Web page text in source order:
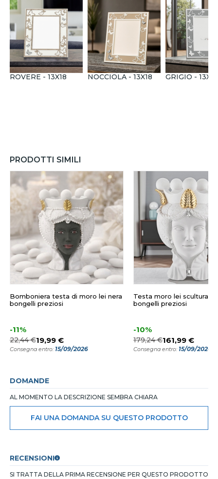
ROVERE - 13X18 NOCCIOLA - 13X18 GRIGIO - 13X18
PRODOTTI SIMILI
Bomboniera testa di moro lei nera
bongelli preziosi
-11%
22,44 €19,99 €
Consegna entro: 15/09/2026
Testa moro lei scultura
bongelli preziosi
-10%
179,24 €161,99 €
Consegna entro: 15/09/2026
DOMANDE
AL MOMENTO LA DESCRIZIONE SEMBRA CHIARA
FAI UNA DOMANDA SU QUESTO PRODOTTO
RECENSIONI
SI TRATTA DELLA PRIMA RECENSIONE PER QUESTO PRODOTTO